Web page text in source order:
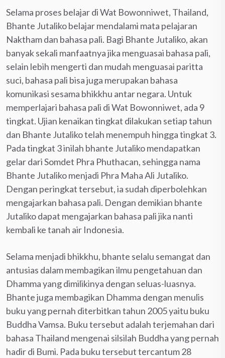
Selama proses belajar di Wat Bowonniwet, Thailand,
Bhante Jutaliko belajar mendalami mata pelajaran
Naktham dan bahasa pali. Bagi Bhante Jutaliko, akan
banyak sekali manfaatnya jika menguasai bahasa pali,
selain lebih mengerti dan mudah menguasai paritta
suci, bahasa pali bisa juga merupakan bahasa
komunikasi sesama bhikkhu antar negara. Untuk
memperlajari bahasa pali di Wat Bowonniwet, ada 9
tingkat. Ujian kenaikan tingkat dilakukan setiap tahun
dan Bhante Jutaliko telah menempuh hingga tingkat 3.
Pada tingkat 3 inilah bhante Jutaliko mendapatkan
gelar dari Somdet Phra Phuthacan, sehingga nama
Bhante Jutaliko menjadi Phra Maha Ali Jutaliko.
Dengan peringkat tersebut, ia sudah diperbolehkan
mengajarkan bahasa pali. Dengan demikian bhante
Jutaliko dapat mengajarkan bahasa pali jika nanti
kembali ke tanah air Indonesia.
Selama menjadi bhikkhu, bhante selalu semangat dan
antusias dalam membagikan ilmu pengetahuan dan
Dhamma yang dimilikinya dengan seluas-luasnya.
Bhante juga membagikan Dhamma dengan menulis
buku yang pernah diterbitkan tahun 2005 yaitu buku
Buddha Vamsa. Buku tersebut adalah terjemahan dari
bahasa Thailand mengenai silsilah Buddha yang pernah
hadir di Bumi. Pada buku tersebut tercantum 28